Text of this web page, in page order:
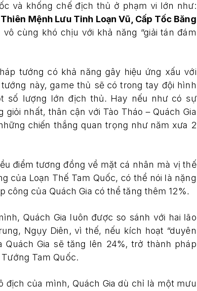
và khống chế địch thủ ở phạm vi lớn như:
Mệnh Lưu Tinh Loạn Vũ, Cấp Tốc Băng
cùng khó chịu với khả năng “giải tán đám
tướng có khả năng gây hiệu ứng xấu với
này, game thủ sẽ có trong tay đội hình
số lượng lớn địch thủ. Hay nếu như có sự
nhất, thân cận với Tào Tháo – Quách Gia
chiến thắng quan trọng như năm xưa 2
điểm tương đồng về mặt cá nhân mà vị thế
của Loạn Thế Tam Quốc, có thể nói là nặng
của Quách Gia có thể tăng thêm 12%.
Quách Gia luôn được so sánh với hai lão
Ngụy Diên, vì thế, nếu kích hoạt “duyên
Gia sẽ tăng lên 24%, trở thành pháp
Tam Quốc.
của mình, Quách Gia dù chỉ là một mưu